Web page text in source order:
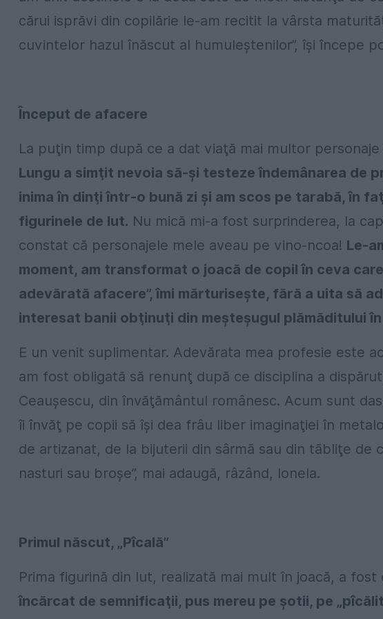
cărui isprăvi din copilărie le-am recitit la vârsta
cuvintelor hazul înăscut al humuleştenilor”, îşi începe
Început de afacere
La puţin timp după ce a dat viaţă mai multor
Lungu a simţit nevoia să-şi testeze îndemânarea de
inima în dinţi într-o bună zi şi am scos pe tarabă, în
figurinele de lut. Nu mică mi-a fost surprinderea, la
constat că personajele mele aveau pe vino-ncoa! Le-
moment, am transformat o joacă de copil în ceva
adevărată afacere”, îmi mărturiseşte, fără a uita să
interesat banii obţinuţi din meşteşugul plămăditului în
E un venit suplimentar. Adevărata mea profesie este
am fost obligată să renunţ după ce disciplina a
Ceauşescu, din învăţământul românesc. Acum sunt
îi învăţ pe copii să îşi dea frâu liber imaginaţiei în
de artizanat, de la bijuterii din sârmã sau din tãbliţe de
nasturi sau broşe”, mai adaugă, râzând, Ionela.
Primul născut, „Pîcală”
Prima figurină din lut, realizată mai mult în joacă, a fost
încărcat de semnificaţii, pus mereu pe şotii, pe